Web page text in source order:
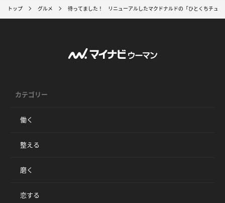
トップ グルメ 待ってました！ リニューアルしたマクドナルドの「ひとくちチュロ
カテゴリー
働く
整える
磨く
恋する